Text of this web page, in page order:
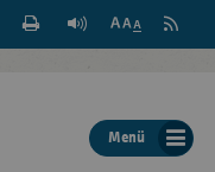
Suche
der
Seite
Feed
Menü